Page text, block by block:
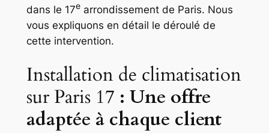
dans le 17earrondissement de Paris. Nous
vous expliquons en détail le déroulé de
cette intervention.
Installation de climatisation
sur Paris 17 : Une offre
adaptée à chaque client